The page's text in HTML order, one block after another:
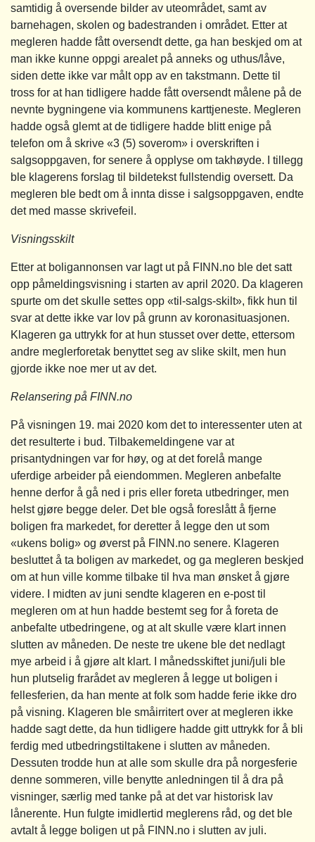
samtidig å oversende bilder av uteområdet, samt av
barnehagen, skolen og badestranden i området. Etter at
megleren hadde fått oversendt dette, ga han beskjed om at
man ikke kunne oppgi arealet på anneks og uthus/låve,
siden dette ikke var målt opp av en takstmann. Dette til
tross for at han tidligere hadde fått oversendt målene på de
nevnte bygningene via kommunens karttjeneste. Megleren
hadde også glemt at de tidligere hadde blitt enige på
telefon om å skrive «3 (5) soverom» i overskriften i
salgsoppgaven, for senere å opplyse om takhøyde. I tillegg
ble klagerens forslag til bildetekst fullstendig oversett. Da
megleren ble bedt om å innta disse i salgsoppgaven, endte
det med masse skrivefeil.
Visningsskilt
Etter at boligannonsen var lagt ut på FINN.no ble det satt
opp påmeldingsvisning i starten av april 2020. Da klageren
spurte om det skulle settes opp «til-salgs-skilt», fikk hun til
svar at dette ikke var lov på grunn av koronasituasjonen.
Klageren ga uttrykk for at hun stusset over dette, ettersom
andre meglerforetak benyttet seg av slike skilt, men hun
gjorde ikke noe mer ut av det.
Relansering på FINN.no
På visningen 19. mai 2020 kom det to interessenter uten at
det resulterte i bud. Tilbakemeldingene var at
prisantydningen var for høy, og at det forelå mange
uferdige arbeider på eiendommen. Megleren anbefalte
henne derfor å gå ned i pris eller foreta utbedringer, men
helst gjøre begge deler. Det ble også foreslått å fjerne
boligen fra markedet, for deretter å legge den ut som
«ukens bolig» og øverst på FINN.no senere. Klageren
besluttet å ta boligen av markedet, og ga megleren beskjed
om at hun ville komme tilbake til hva man ønsket å gjøre
videre. I midten av juni sendte klageren en e-post til
megleren om at hun hadde bestemt seg for å foreta de
anbefalte utbedringene, og at alt skulle være klart innen
slutten av måneden. De neste tre ukene ble det nedlagt
mye arbeid i å gjøre alt klart. I månedsskiftet juni/juli ble
hun plutselig frarådet av megleren å legge ut boligen i
fellesferien, da han mente at folk som hadde ferie ikke dro
på visning. Klageren ble småirritert over at megleren ikke
hadde sagt dette, da hun tidligere hadde gitt uttrykk for å bli
ferdig med utbedringstiltakene i slutten av måneden.
Dessuten trodde hun at alle som skulle dra på norgesferie
denne sommeren, ville benytte anledningen til å dra på
visninger, særlig med tanke på at det var historisk lav
lånerente. Hun fulgte imidlertid meglerens råd, og det ble
avtalt å legge boligen ut på FINN.no i slutten av juli.